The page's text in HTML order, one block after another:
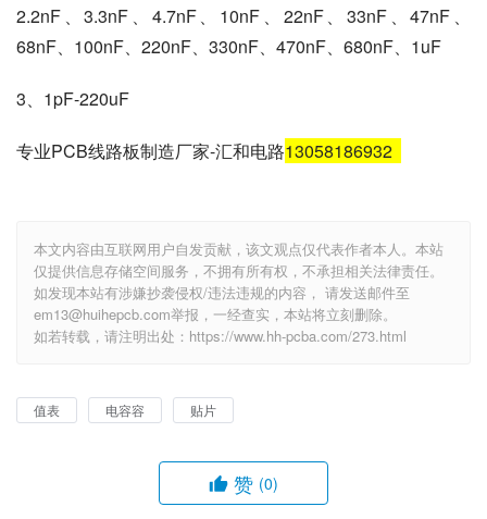
2.2nF、3.3nF、4.7nF、10nF、22nF、33nF、47nF、
68nF、100nF、220nF、330nF、470nF、680nF、1uF
3、1pF-220uF
专业PCB线路板制造厂家-汇和电路13058186932
本文内容由互联网用户自发贡献，该文观点仅代表作者本人。本站
仅提供信息存储空间服务，不拥有所有权，不承担相关法律责任。
如发现本站有涉嫌抄袭侵权/违法违规的内容， 请发送邮件至
em13@huihepcb.com举报，一经查实，本站将立刻删除。
如若转载，请注明出处：https://www.hh-pcba.com/273.html
值表 电容容 贴片
赞 (0)